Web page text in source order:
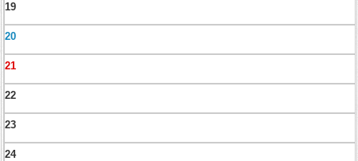
19
20
21
22
23
24